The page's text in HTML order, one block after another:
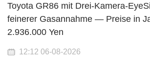
Toyota GR86 mit Drei-Kamera-
feinerer Gasannahme — Preise in
2.936.000 Yen
12:12 06-08-2026